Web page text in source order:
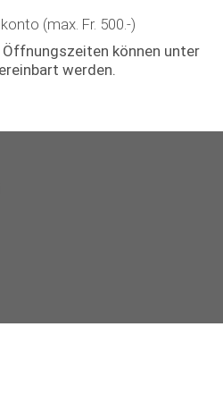
(max. Fr. 500.-)
können unter
werden.